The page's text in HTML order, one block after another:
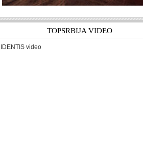
TOPSRBIJA VIDEO
IDENTIS video